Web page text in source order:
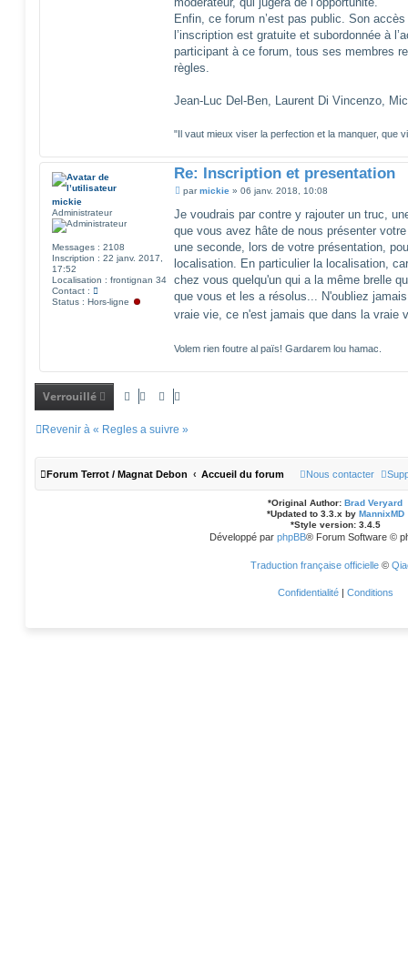
Enfin, ce forum n’est pas public. Son
l’inscription est gratuite et subordonnée à
participant à ce forum, tous ses membres
règles.
Jean-Luc Del-Ben, Laurent Di Vincenzo,
"Il vaut mieux viser la perfection et la manquer, que
mickie
Administrateur
Messages : 2108
Inscription : 22 janv. 2017,
17:52
Localisation : frontignan 34
Contact :
o
c
i
Status : Hors-ligne
Re: Inscription et presentation
M
s
a
g
parmickie »06 janv. 2018, 10:08
Je voudrais par contre y rajouter un truc,
que vous avez hâte de nous présenter
une seconde, lors de votre présentation,
localisation. En particulier la localisation,
chez vous quelqu'un qui a la même brelle
que vous et les a résolus... N'oubliez
vraie vie, ce n'est jamais que dans la vraie
Volem rien foutre al païs! Gardarem lou hamac.
Verrouillé
Revenir à « Regles a suivre »
Forum Terrot / Magnat Debon Accueil du forum Nous contacter
*Original Author: Brad Veryard
*Updated to 3.3.x by MannixMD
*Style version: 3.4.5
Développé par phpBB® Forum Software ©
Traduction française officielle©
Confidentialité | Conditions